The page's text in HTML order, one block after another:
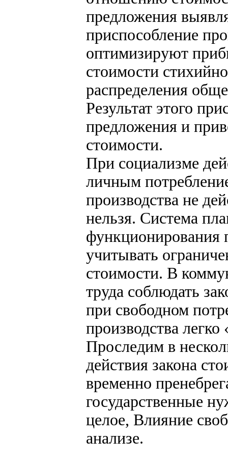
предложения
приспособление
оптимизируют
стоимости
распределения
Результат этого
предложения и
стоимости.
При социализме
личным
производства не
нельзя. Система
функционирования
учитывать
стоимости. В
труда соблюдать
при свободном
производства
Проследим в
действия закона
временно
государственные
целое, Влияние
анализе.